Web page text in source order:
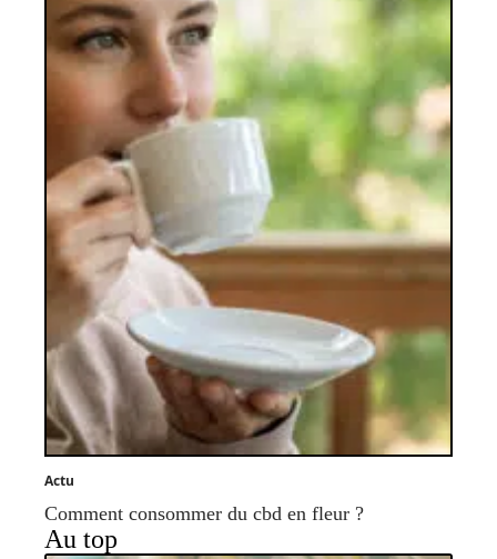
Actu
Comment consommer du cbd en fleur ?
Au top